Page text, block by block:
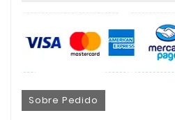
Sobre Pedido